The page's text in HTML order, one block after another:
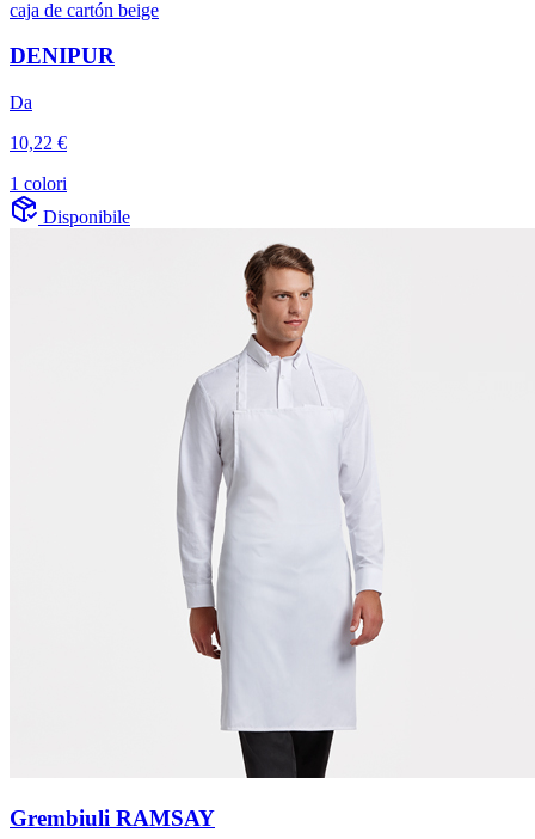
DENIPUR
Da
10,22 €
1 colori
Disponibile
Grembiuli RAMSAY